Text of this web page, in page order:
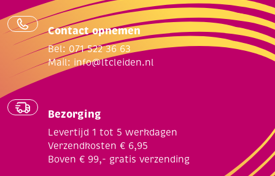
Contact opnemen
Bel: 071 522 36 63
Mail: info@ltcleiden.nl
Bezorging
Levertijd 1 tot 5 werkdagen
Verzendkosten € 6,95
Boven € 99,- gratis verzending